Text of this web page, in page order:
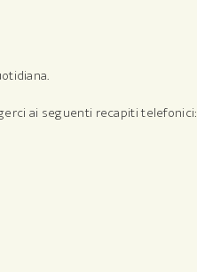
ai seguenti recapiti telefonici: